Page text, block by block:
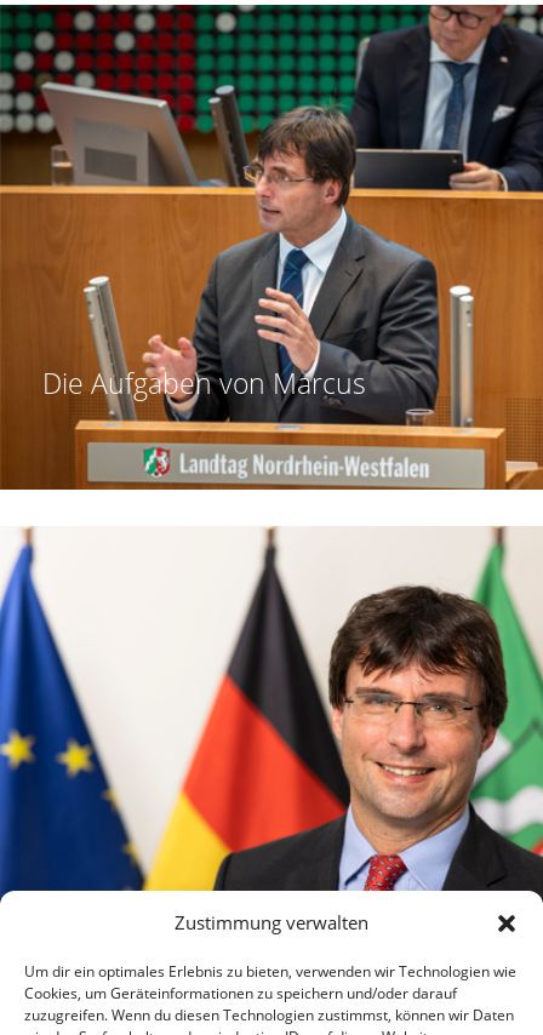
Zustimmung verwalten
Um dir ein optimales Erlebnis zu bieten, verwenden wir Technologien wie
Cookies, um Geräteinformationen zu speichern und/oder darauf
zuzugreifen. Wenn du diesen Technologien zustimmst, können wir Daten
Die Aufgaben von Marcus